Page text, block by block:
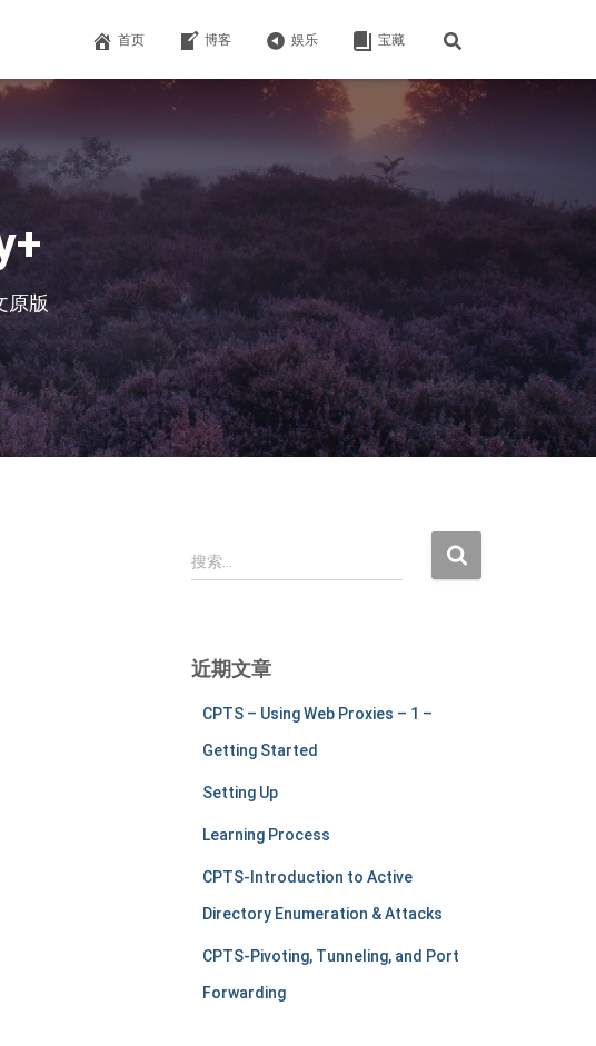
首页 博客 娱乐 宝藏
原版
搜
索
搜索…
近期文章
CPTS – Using Web Proxies – 1 –
Getting Started
Setting Up
Learning Process
CPTS-Introduction to Active
Directory Enumeration & Attacks
CPTS-Pivoting, Tunneling, and Port
Forwarding